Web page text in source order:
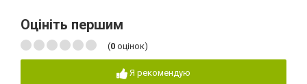
Оцініть першим
(0 оцінок)
Я рекомендую